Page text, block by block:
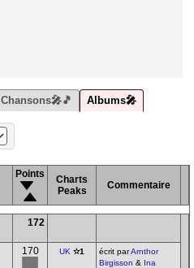
Chansons🎤🎵 Albums🎤
Points
Charts
Peaks
Commentaire
172
170 UK ✫1 écrit parArnthor
Birgisson & Ina